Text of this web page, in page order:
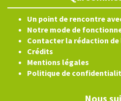
Un point de rencontre
Notre mode de
Contacter la rédaction de
Crédits
Mentions légales
Politique de
Nous